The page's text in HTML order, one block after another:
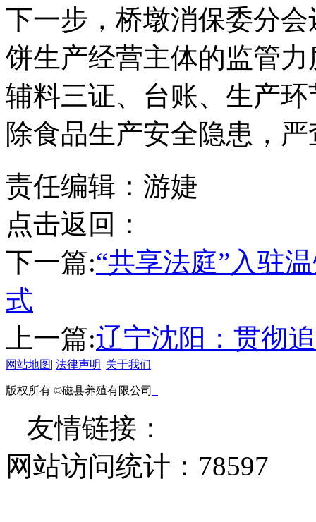
下一步，桥墩消保委分
饼生产经营主体的监管
辅料三证、台账、生产
除食品生产安全隐患，
责任编辑：游婕
点击返回：
下一篇:“共享法庭”入驻
式
上一篇:辽宁沈阳：贯彻
网站地图| 法律声明| 关于我们
版权所有 ©磁县养殖有限公司
友情链接：
网站访问统计： 78597